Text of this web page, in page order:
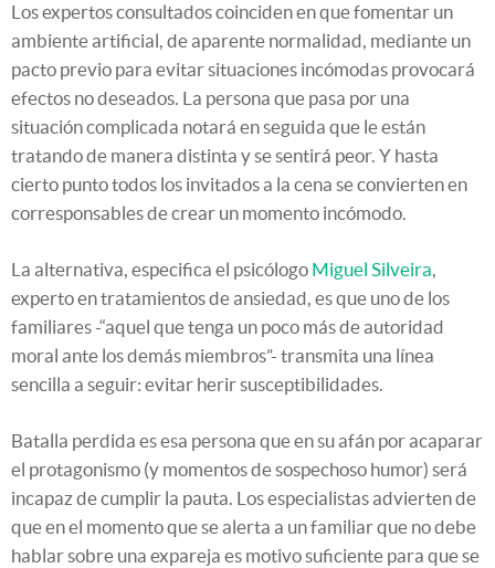
Los expertos consultados coinciden en que fomentar un
ambiente artificial, de aparente normalidad, mediante un
pacto previo para evitar situaciones incómodas provocará
efectos no deseados. La persona que pasa por una
situación complicada notará en seguida que le están
tratando de manera distinta y se sentirá peor. Y hasta
cierto punto todos los invitados a la cena se convierten en
corresponsables de crear un momento incómodo.
La alternativa, especifica el psicólogo Miguel Silveira,
experto en tratamientos de ansiedad, es que uno de los
familiares -“aquel que tenga un poco más de autoridad
moral ante los demás miembros”- transmita una línea
sencilla a seguir: evitar herir susceptibilidades.
Batalla perdida es esa persona que en su afán por acaparar
el protagonismo (y momentos de sospechoso humor) será
incapaz de cumplir la pauta. Los especialistas advierten de
que en el momento que se alerta a un familiar que no debe
hablar sobre una expareja es motivo suficiente para que se